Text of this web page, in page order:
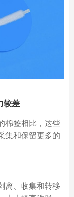
较差
棉签相比，这些
集和保留更多的
离、收集和转移